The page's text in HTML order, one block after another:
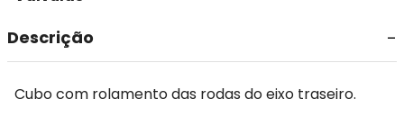
Descrição
Cubo com rolamento das rodas do eixo traseiro.